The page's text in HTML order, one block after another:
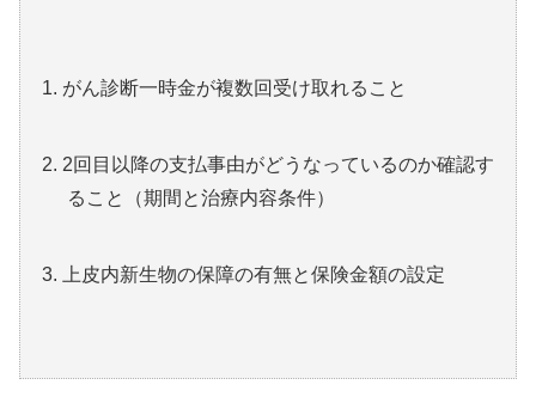
がん診断一時金が複数回受け取れること
2回目以降の支払事由がどうなっているのか確認す
ること（期間と治療内容条件）
上皮内新生物の保障の有無と保険金額の設定